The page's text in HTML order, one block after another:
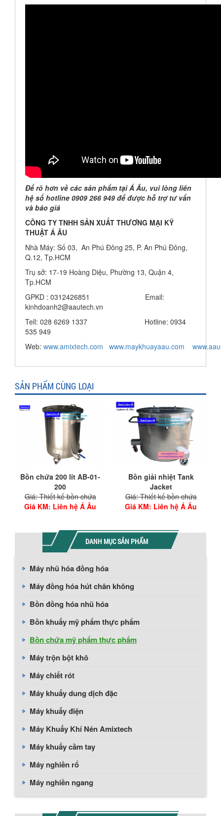
Để rõ hơn về các sản phẩm tại Á Âu, vui lòng liên
hệ số hotline 0909 266 949 để được hỗ trợ tư vấn
và báo giá
CÔNG TY TNHH SẢN XUẤT THƯƠNG MẠI KỸ
THUẬT Á ÂU
Nhà Máy: Số 03, An Phú Đông 25, P. An Phú Đông,
Q.12, Tp.HCM
Trụ sở: 17-19 Hoàng Diệu, Phường 13, Quận 4,
Tp.HCM
GPKD : 0312426851 Email:
kinhdoanh2@aautech.vn
Tell: 028 6269 1337 Hotline: 0934
535 949
Web: www.amixtech.com www.maykhuayaau.com www.
SẢN PHẨM CÙNG LOẠI
Bồn chứa 200 lít AB-01-
200
Giá: Thiết kế bồn chứa
Giá KM: Liên hệ Á Âu
Bồn giải nhiệt Tank
Jacket
Giá: Thiết kế bồn chứa
Giá KM: Liên hệ Á Âu
DANH MỤC SẢN PHẨM
Máy nhũ hóa đồng hóa
Máy đồng hóa hút chân không
Bồn đồng hóa nhũ hóa
Bồn khuấy mỹ phẩm thực phẩm
Bồn chứa mỹ phẩm thực phẩm
Máy trộn bột khô
Máy chiết rót
Máy khuấy dung dịch đặc
Máy khuấy điện
Máy Khuấy Khí Nén Amixtech
Máy khuấy cầm tay
Máy nghiền rổ
Máy nghiền ngang